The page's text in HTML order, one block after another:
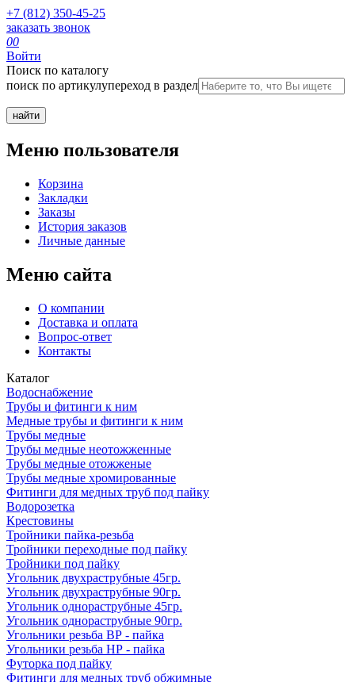
+7 (812) 350-45-25
заказать звонок
00
Войти
Поиск по каталогу
поиск по артикулупереход в раздел
Меню пользователя
Корзина
Закладки
Заказы
История заказов
Личные данные
Меню сайта
О компании
Доставка и оплата
Вопрос-ответ
Контакты
Каталог
Водоснабжение
Трубы и фитинги к ним
Медные трубы и фитинги к ним
Трубы медные
Трубы медные неотожженные
Трубы медные отожженые
Трубы медные хромированные
Фитинги для медных труб под пайку
Водорозетка
Крестовины
Тройники пайка-резьба
Тройники переходные под пайку
Тройники под пайку
Угольник двухраструбные 45гр.
Угольник двухраструбные 90гр.
Угольник однораструбные 45гр.
Угольник однораструбные 90гр.
Угольники резьба ВР - пайка
Угольники резьба НР - пайка
Футорка под пайку
Фитинги для медных труб обжимные